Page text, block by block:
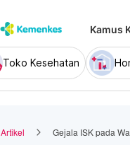
Kamus
Toko Kesehatan
Artikel Gejala ISK pada